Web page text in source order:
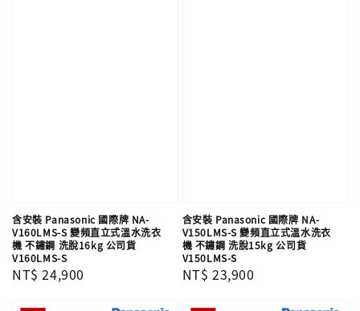
含安裝 Panasonic 國際牌 NA-
V160LMS-S 變頻直立式溫水洗衣
機 不鏽鋼 洗脫16kg 公司貨
V160LMS-S
Regular
NT$ 24,900
含安裝 Panasonic 國際牌 NA-
V150LMS-S 變頻直立式溫水洗衣
機 不鏽鋼 洗脫15kg 公司貨
V150LMS-S
Regular
NT$ 23,900